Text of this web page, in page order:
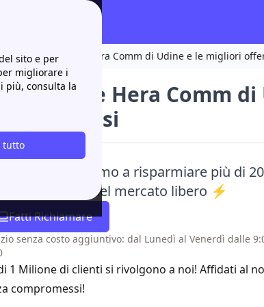
sito e per
migliorare i
più, consulta la
tutto
Scopri gli store Hera Comm di Udine e le migliori
gli store Hera Comm
udinesi
e ti aiutiamo a risparmiare più di
alle offerte del mercato libero ⚡
Fatti Richiamare
senza costo aggiuntivo: dal Lunedì al Venerdì dalle
1 Milione di clienti si rivolgono a noi! Affidati al
compromessi!